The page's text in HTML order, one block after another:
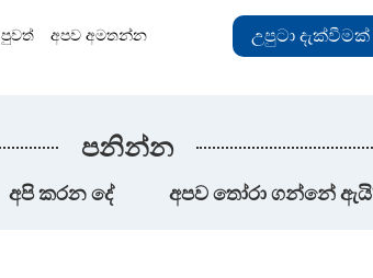
පුවත් අපව අමතන්න උපුටා
පනින්න
අපි කරන දේ අපව තෝරා ගන්නේ